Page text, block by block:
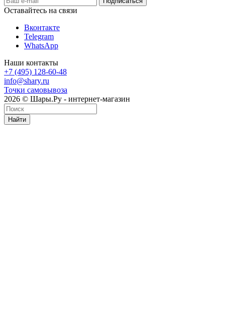
Оставайтесь на связи
Вконтакте
Telegram
WhatsApp
Наши контакты
+7 (495) 128-60-48
info@shary.ru
Точки самовывоза
2026 © Шары.Ру - интернет-магазин
Найти